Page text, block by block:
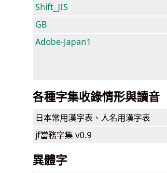
Shift_JIS
GB
Adobe-Japan1
各種字集收錄情形與讀音
日本常用漢字表 、人名用漢字表
jf當務字集 v0.9
異體字